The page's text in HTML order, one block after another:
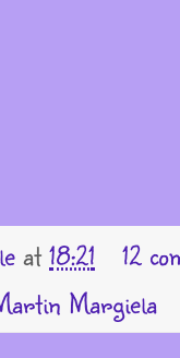
at 18:21
12
Margiela